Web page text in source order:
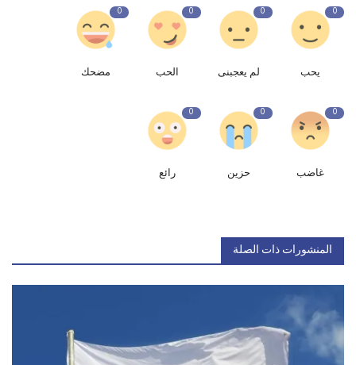
0
يحب
0
لم يعجبنى
0
الحب
0
مضحك
0
غاضب
0
حزين
0
رائع
المنشورات ذات الصلة